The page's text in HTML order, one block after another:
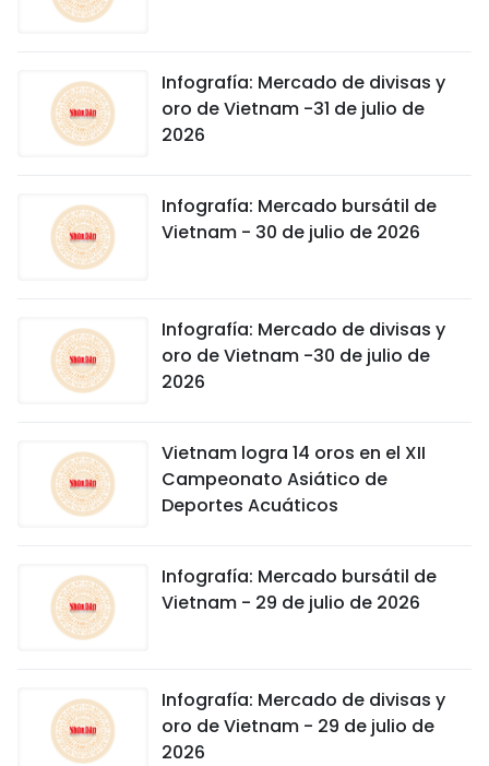
Infografía: Mercado de divisas y
oro de Vietnam -31 de julio de
2026
Infografía: Mercado bursátil de
Vietnam - 30 de julio de 2026
Infografía: Mercado de divisas y
oro de Vietnam -30 de julio de
2026
Vietnam logra 14 oros en el XII
Campeonato Asiático de
Deportes Acuáticos
Infografía: Mercado bursátil de
Vietnam - 29 de julio de 2026
Infografía: Mercado de divisas y
oro de Vietnam - 29 de julio de
2026